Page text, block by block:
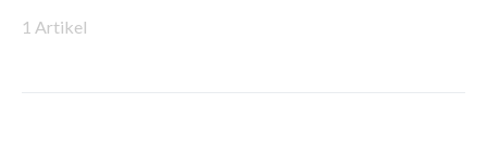
1 Artikel